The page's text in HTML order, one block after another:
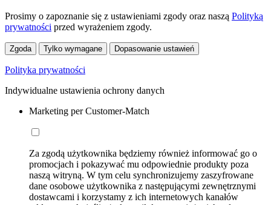
Prosimy o zapoznanie się z ustawieniami zgody oraz naszą Polityką
prywatności przed wyrażeniem zgody.
Zgoda Tylko wymagane Dopasowanie ustawień
Polityka prywatności
Indywidualne ustawienia ochrony danych
Marketing per Customer-Match
Za zgodą użytkownika będziemy również informować go o
promocjach i pokazywać mu odpowiednie produkty poza
naszą witryną. W tym celu synchronizujemy zaszyfrowane
dane osobowe użytkownika z następującymi zewnętrznymi
dostawcami i korzystamy z ich internetowych kanałów